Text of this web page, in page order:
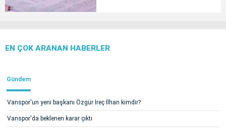
EN ÇOK ARANAN HABERLER
Gündem
Vanspor'un yeni başkanı Özgür İreç İlhan kimdir?
Vanspor'da beklenen karar çıktı